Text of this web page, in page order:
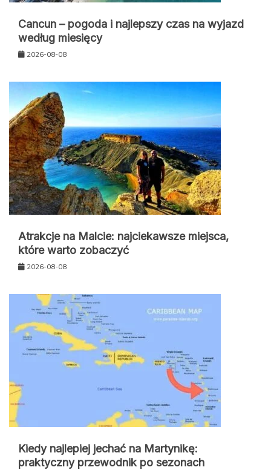
Cancun – pogoda i najlepszy czas na wyjazd
według miesięcy
2026-08-08
Atrakcje na Malcie: najciekawsze miejsca,
które warto zobaczyć
2026-08-08
Kiedy najlepiej jechać na Martynikę:
praktyczny przewodnik po sezonach